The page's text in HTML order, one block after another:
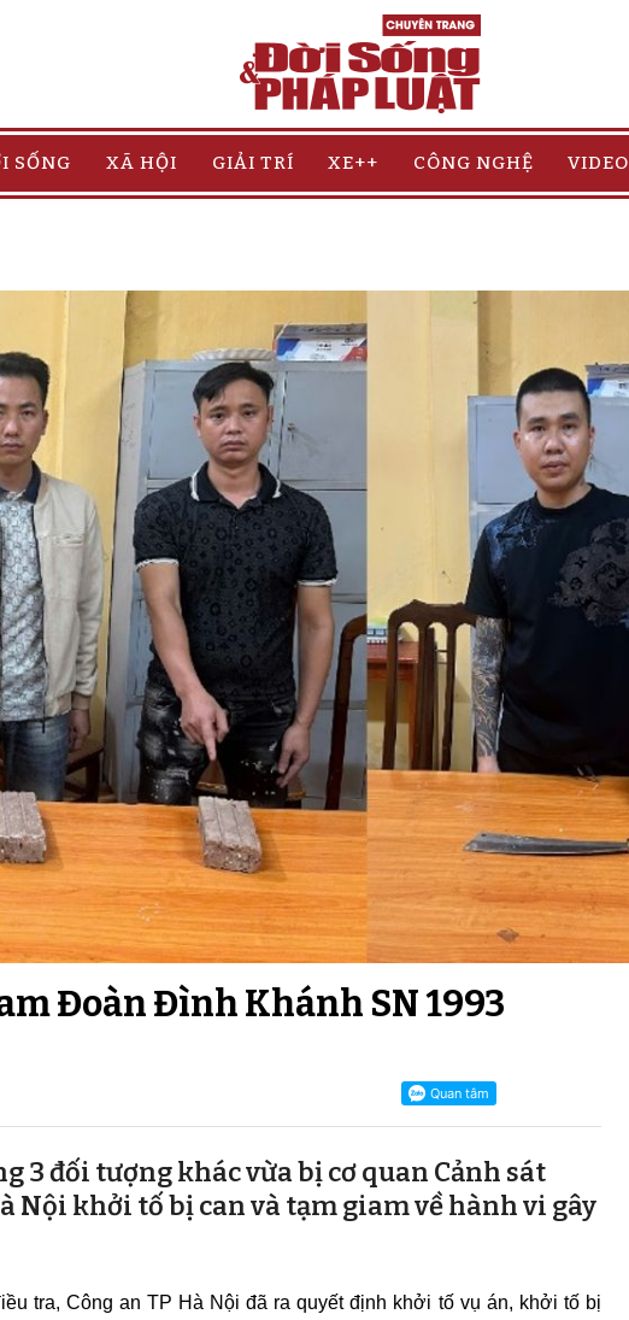
SỐNG XÃ HỘI GIẢI TRÍ XE++ CÔNG NGHỆ VIDEO
Đoàn Đình Khánh SN 1993
3 đối tượng khác vừa bị cơ quan Cảnh sát
Nội khởi tố bị can và tạm giam về hành vi gây
tra, Công an TP Hà Nội đã ra quyết định khởi tố vụ án, khởi tố bị